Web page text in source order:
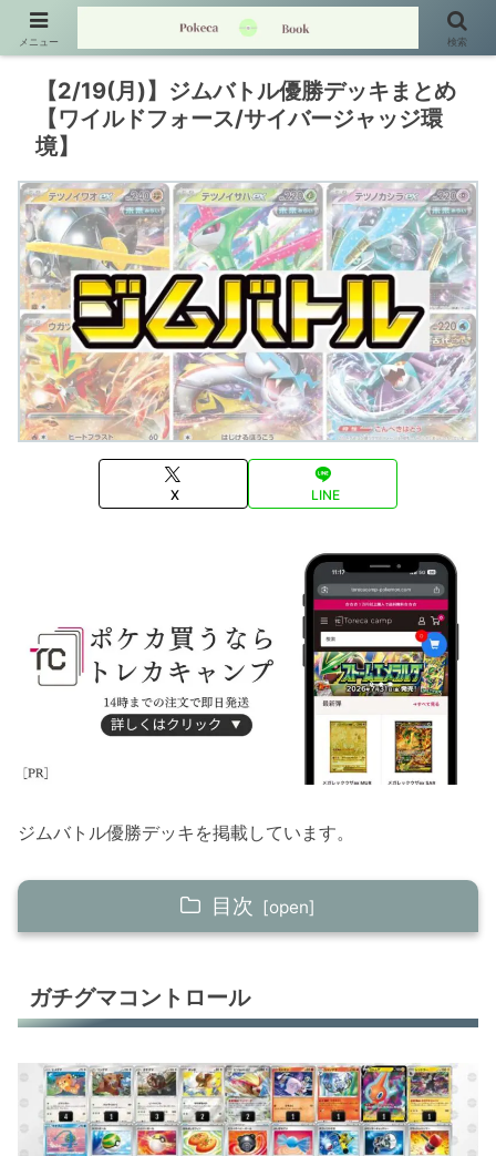
【2/19(月)】ジムバトル優勝デッキまとめ
【ワイルドフォース/サイバージャッジ環
境】
X LINE
ジムバトル優勝デッキを掲載しています。
目次
オーダイル
グレンアルマex
イルカマン
ガチグマコントロール
メニュー 検索